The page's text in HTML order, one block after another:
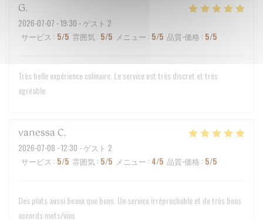
G
2026-07-07 - 19:30 - ゲスト 2
サービス : 5/5 雰囲気 : 5/5 メニュー : 5/5 品質-価格 : 5/5
Très belle expérience culinaire. Le service est très discret et très
agréable.
vanessaC
2026-07-08 - 12:30 - ゲスト 2
サービス : 5/5 雰囲気 : 5/5 メニュー : 4/5 品質-価格 : 5/5
Des plats aussi beaux que bons. Un service irréprochable et de très bons
accords mets/vins